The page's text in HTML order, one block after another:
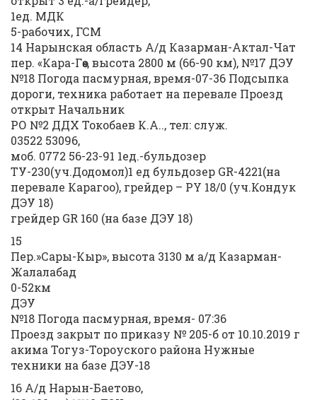
1ед. МДК
5-рабочих, ГСМ
14 Нарынская область А/д Казарман-Актал-Чат
пер. «Кара-Гөө», высота 2800 м (66-90 км), №17 ДЭУ
№18 Погода пасмурная, время-07-36 Подсыпка
дороги, техника работает на перевале Проезд
открыт Начальник
РО №2 ДДХ Токобаев К.А.., тел: служ.
03522 53096,
моб. 0772 56-23-91 1ед.-бульдозер
ТУ-230(уч.Додомол)1 ед бульдозер GR-4221(на
перевале Карагоо), грейдер – РY 18/0 (уч.Кондук
ДЭУ 18)
грейдер GR 160 (на базе ДЭУ 18)
15
Пер.»Сары-Кыр», высота 3130 м а/д Казарман-
Жалалабад
0-52км
ДЭУ
№18 Погода пасмурная, время- 07:36
Проезд закрыт по приказу № 205-б от 10.10.2019 г
акима Тогуз-Тороуского района Нужные
техники на базе ДЭУ-18
16 А/д Нарын-Баетово,